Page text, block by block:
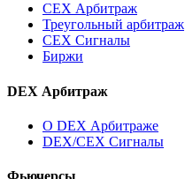
CEX Арбитраж
Треугольный арбитраж
CEX Сигналы
Биржи
DEX Арбитраж
О DEX Арбитраже
DEX/CEX Сигналы